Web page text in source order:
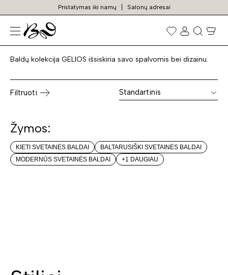
Pristatymas iki namų Salonų adresai
Prekių
paieška
GELIOS
Baldų kolekcija GELIOS išsiskiria savo spalvomis bei dizainu.
Filtruoti Standartinis
Žymos:
KIETI SVETAINĖS BALDAI
BALTARUSIŠKI SVETAINĖS BALDAI
MODERNŪS SVETAINĖS BALDAI
+1 DAUGIAU